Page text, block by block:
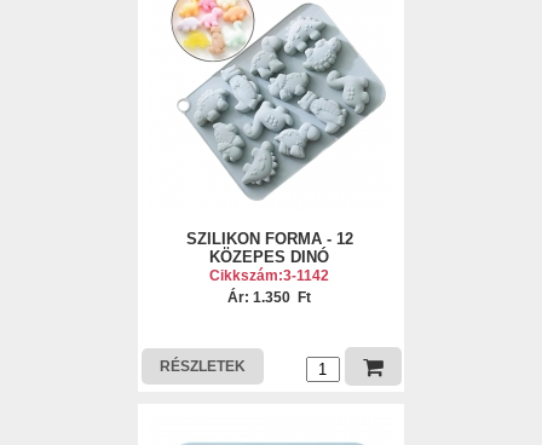
SZILIKON FORMA - 12
KÖZEPES DINÓ
Cikkszám:3-1142
Ár: 1.350 Ft
RÉSZLETEK